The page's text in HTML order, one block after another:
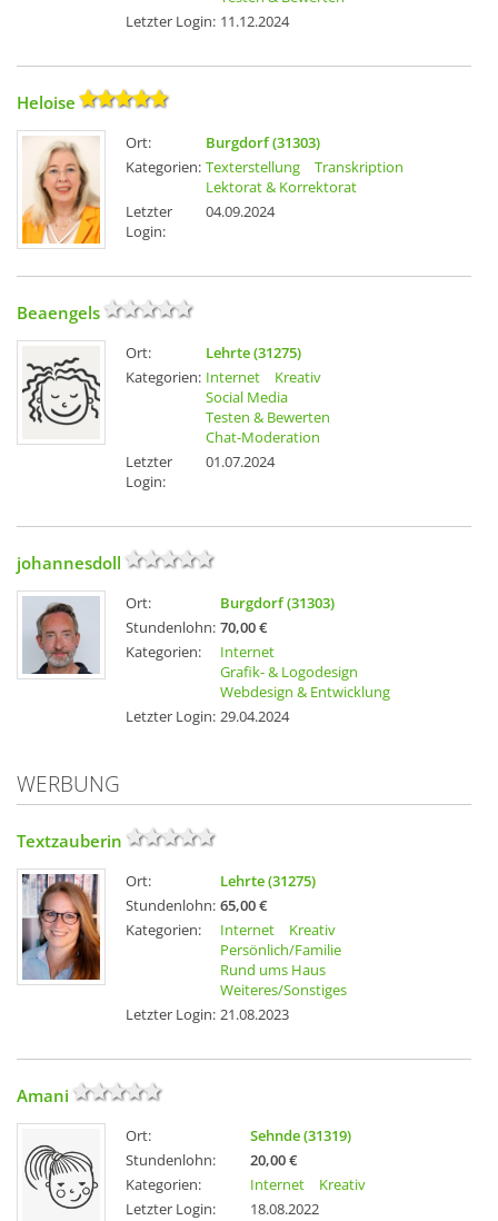
Letzter Login: 11.12.2024
Heloise
Ort:
Burgdorf (31303)
Kategorien: Texterstellung
Transkription
Lektorat & Korrektorat
Letzter
Login:
04.09.2024
Beaengels
Ort:
Lehrte (31275)
Kategorien: Internet
Kreativ
Social Media
Testen & Bewerten
Chat-Moderation
Letzter
Login:
01.07.2024
johannesdoll
Ort:
Burgdorf (31303)
Stundenlohn: 70,00 €
Kategorien:
Internet
Grafik- & Logodesign
Webdesign & Entwicklung
Letzter Login: 29.04.2024
WERBUNG
Textzauberin
Ort:
Lehrte (31275)
Stundenlohn: 65,00 €
Kategorien:
Internet
Kreativ
Persönlich/Familie
Rund ums Haus
Weiteres/Sonstiges
Letzter Login: 21.08.2023
Amani
Ort:
Sehnde (31319)
Stundenlohn:
20,00 €
Kategorien:
Internet
Kreativ
Letzter Login:
18.08.2022